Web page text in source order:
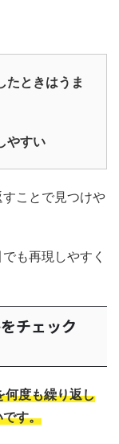
たときはうま
やすい
ことで見つけや
も再現しやすく
チェック
何度も繰り返し
す。